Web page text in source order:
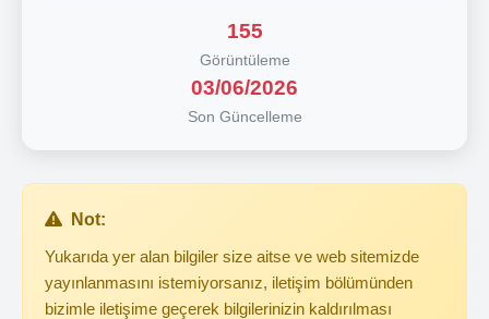
155
Görüntüleme
03/06/2026
Son Güncelleme
Not:
Yukarıda yer alan bilgiler size aitse ve web sitemizde
yayınlanmasını istemiyorsanız, iletişim bölümünden
bizimle iletişime geçerek bilgilerinizin kaldırılması